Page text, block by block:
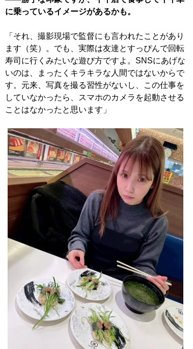
に乗っているイメージがあるかも。
「それ、撮影現場で監督にも言われたことがあり
ます（笑）。でも、実際は友達とすっぴんで回転
寿司に行くみたいな遊び方ですよ。SNSにあげな
いのは、まったくキラキラな人間ではないからで
す。元来、写真を撮る習性がないし、この仕事を
していなかったら、スマホのカメラを起動させる
ことはなかったと思います」